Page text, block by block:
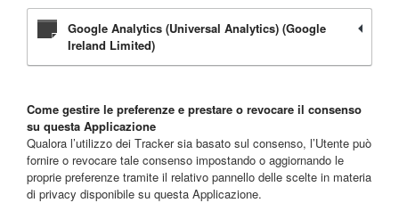
Google Analytics (Universal Analytics) (Google
Ireland Limited)
Come gestire le preferenze e prestare o revocare il consenso
su questa Applicazione
Qualora l’utilizzo dei Tracker sia basato sul consenso, l’Utente può
fornire o revocare tale consenso impostando o aggiornando le
proprie preferenze tramite il relativo pannello delle scelte in materia
di privacy disponibile su questa Applicazione.